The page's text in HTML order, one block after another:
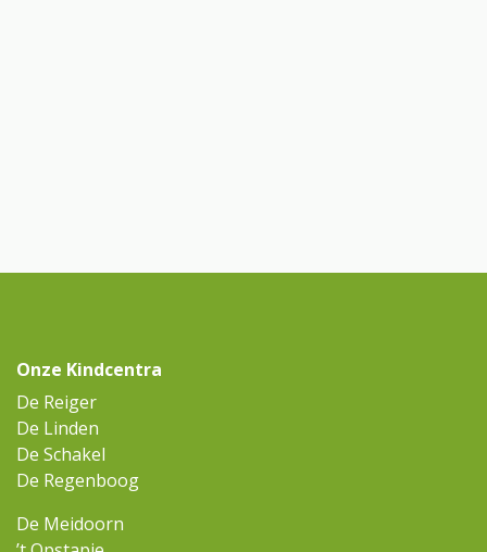
Onze Kindcentra
De Reiger
De Linden
De Schakel
De Regenboog
De Meidoorn